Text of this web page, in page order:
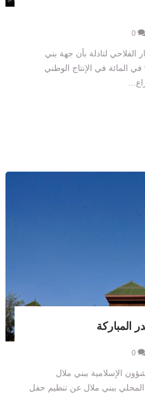
0
الفلاحي لتادلة بأن جهة بني
ملال-خنيفرة تساهم بنسبة 95 في المائة في الإنتاج الوطني
المباركة
0
الإسلامية ببني ملال
ببني ملال عن تنظيم حفل